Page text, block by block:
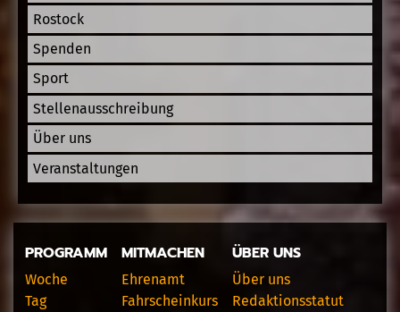
Rostock
Spenden
Sport
Stellenausschreibung
Über uns
Veranstaltungen
PROGRAMM
Woche
Tag
MITMACHEN
Ehrenamt
Fahrscheinkurs
ÜBER UNS
Über uns
Redaktionsstatut